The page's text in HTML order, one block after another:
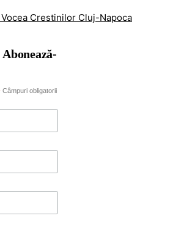
Crestinilor Cluj-Napoca
Câmpuri obligatorii